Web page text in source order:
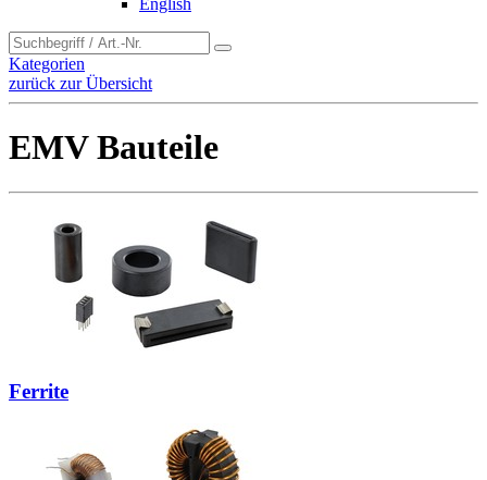
English
Kategorien
zurück zur Übersicht
EMV Bauteile
Ferrite